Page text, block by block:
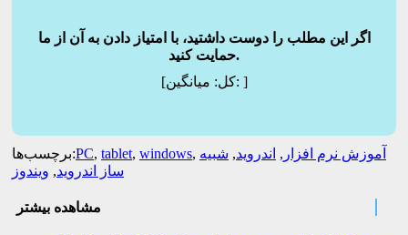
اگر این مطلب را دوست داشتید، با امتیاز دادن به آن از ما
حمایت کنید.
[کل:میانگین: ]
برچسب‌ها:PC, tablet, windows, آموزش نرم افزار , اندروید, شبیه
ساز اندروید, ویندوز
مشاهده بیشتر